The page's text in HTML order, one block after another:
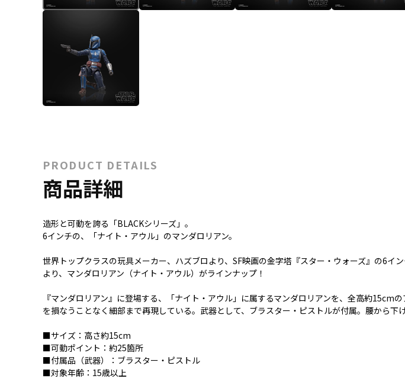
PRODUCT DETAILS
商品詳細
造形と可動を誇る「BLACKシリーズ」。
6インチの、「ナイト・アウル」のマンダロリアン。
世界トップクラスの玩具メーカー、ハズブロより、SF映画の金字塔『スター・ウォーズ』の6イ
より、マンダロリアン（ナイト・アウル）がラインナップ！
『マンダロリアン』に登場する、「ナイト・アウル」に属するマンダロリアンを、全高約
を損なうことなく細部まで再現している。武器として、ブラスター・ピストルが付属。腰から
■サイズ：高さ約15cm
■可動ポイント：約25箇所
■付属品（武器）：ブラスター・ピストル
■対象年齢：15歳以上